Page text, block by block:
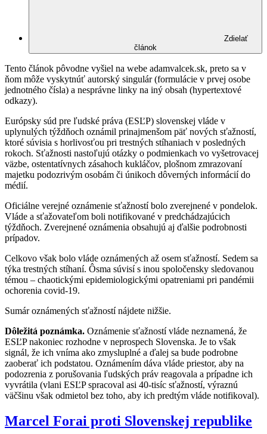
Zdielať
článok
Tento článok pôvodne vyšiel na webe adamvalcek.sk, preto sa v
ňom môže vyskytnúť autorský singulár (formulácie v prvej osobe
jednotného čísla) a nesprávne linky na iný obsah (hypertextové
odkazy).
Európsky súd pre ľudské práva (ESĽP) slovenskej vláde v
uplynulých týždňoch oznámil prinajmenšom päť nových sťažností,
ktoré súvisia s horlivosťou pri trestných stíhaniach v posledných
rokoch. Sťažnosti nastoľujú otázky o podmienkach vo vyšetrovacej
väzbe, ostentatívnych zásahoch kukláčov, plošnom zmrazovaní
majetku podozrivým osobám či únikoch dôverných informácií do
médií.
Oficiálne verejné oznámenie sťažností bolo zverejnené v pondelok.
Vláde a sťažovateľom boli notifikované v predchádzajúcich
týždňoch. Zverejnené oznámenia obsahujú aj ďalšie podrobnosti
prípadov.
Celkovo však bolo vláde oznámených až osem sťažností. Sedem sa
týka trestných stíhaní. Ôsma súvisí s inou spoločensky sledovanou
témou – chaotickými epidemiologickými opatreniami pri pandémii
ochorenia covid-19.
Sumár oznámených sťažností nájdete nižšie.
Dôležitá poznámka. Oznámenie sťažností vláde neznamená, že
ESĽP nakoniec rozhodne v neprospech Slovenska. Je to však
signál, že ich vníma ako zmysluplné a ďalej sa bude podrobne
zaoberať ich podstatou. Oznámením dáva vláde priestor, aby na
podozrenia z porušovania ľudských práv reagovala a prípadne ich
vyvrátila (vlani ESĽP spracoval asi 40-tisíc sťažností, výraznú
väčšinu však odmietol bez toho, aby ich predtým vláde notifikoval).
Marcel Forai proti Slovenskej republike